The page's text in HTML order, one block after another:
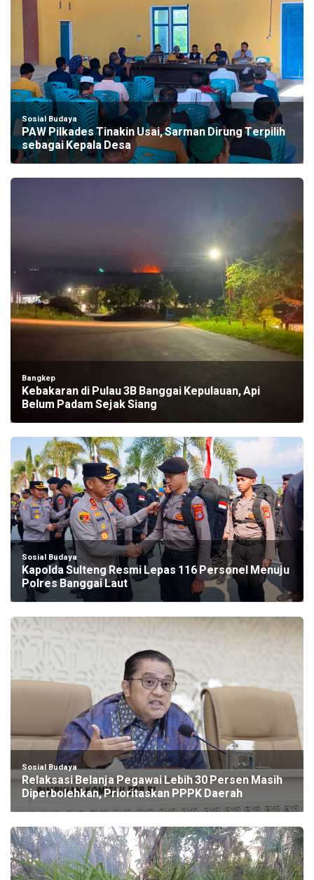
Sosial Budaya
PAW Pilkades Tinakin Usai, Sarman Dirung Terpilih
sebagai Kepala Desa
Bangkep
Kebakaran di Pulau 3B Banggai Kepulauan, Api
Belum Padam Sejak Siang
Sosial Budaya
Kapolda Sulteng Resmi Lepas 116 Personel Menuju
Polres Banggai Laut
Sosial Budaya
Relaksasi Belanja Pegawai Lebih 30 Persen Masih
Diperbolehkan, Prioritaskan PPPK Daerah